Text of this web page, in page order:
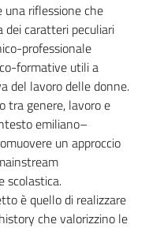
una riflessione che
dei caratteri peculiari
professionale
formative utili a
del lavoro delle donne.
tra genere, lavoro e
emiliano–
un approccio
scolastica.
è quello di realizzare
che valorizzino le